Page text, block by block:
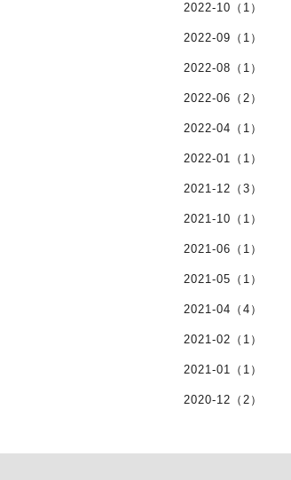
2022-10（1）
2022-09（1）
2022-08（1）
2022-06（2）
2022-04（1）
2022-01（1）
2021-12（3）
2021-10（1）
2021-06（1）
2021-05（1）
2021-04（4）
2021-02（1）
2021-01（1）
2020-12（2）